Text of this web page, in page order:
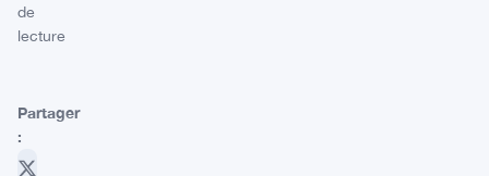
de
lecture
Partager
: